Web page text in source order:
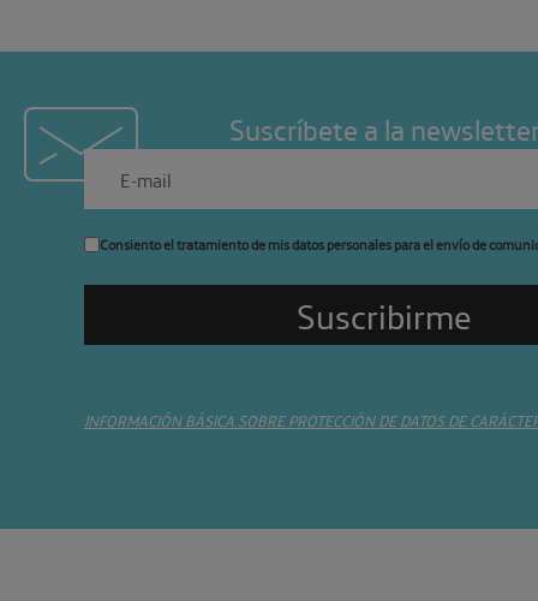
Suscríbete a la
Consiento el tratamiento de mis datos personales para el envío de
INFORMACIÓN BÁSICA SOBRE PROTECCIÓN DE DATOS DE